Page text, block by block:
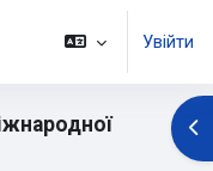
Увійти